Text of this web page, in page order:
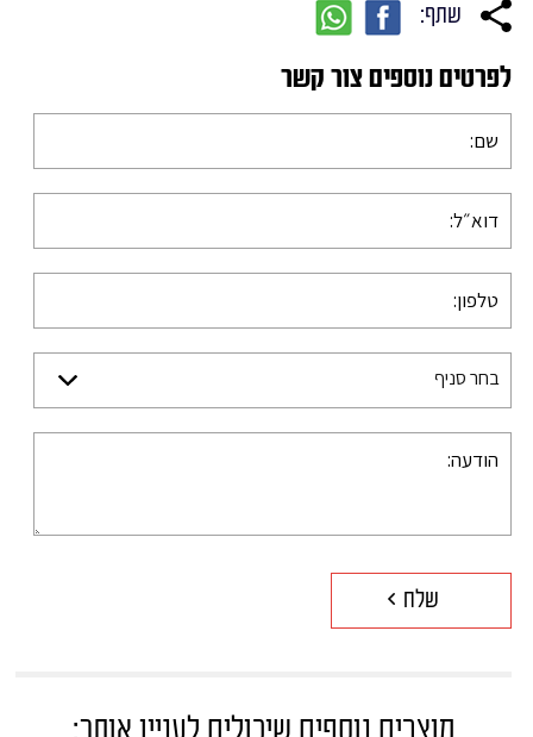
שתף:
לפרטים נוספים צור קשר
בחר סניף